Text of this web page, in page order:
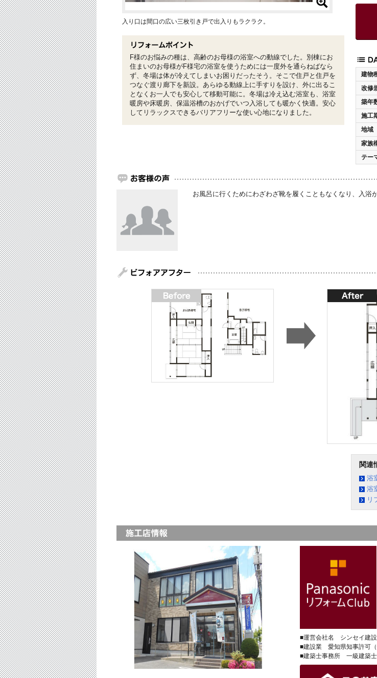
建物
改修
築年
施工
地域
家族
テー
入り口は間口の広い三枚引き戸で出入りもラクラク。
F様のお悩みの種は、高齢のお母様の浴室への動線でした。別棟にお
住まいのお母様がF様宅の浴室を使うためには一度外を通らねばなら
ず、冬場は体が冷えてしまいお困りだったそう。そこで住戸と住戸を
つなぐ渡り廊下を新設。あらゆる動線上に手すりを設け、外に出るこ
となくお一人でも安心して移動可能に。冬場は冷え込む浴室も、浴室
暖房や床暖房、保温浴槽のおかげでいつ入浴しても暖かく快適。安心
してリラックスできるバリアフリーな使い心地になりました。
お風呂に行くためにわざわざ靴を履くこともなくなり、入浴
関連
浴
浴
リ
■運営会社名 シンセイ建
■建設業 愛知県知事許可
■建築士事務所 一級建築士